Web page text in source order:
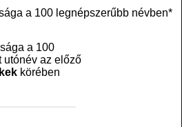
a 100 legnépszerűbb névben*
a 100
utónév az előző
körében